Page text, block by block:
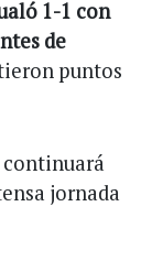
1-1 con
de
puntos
jornada